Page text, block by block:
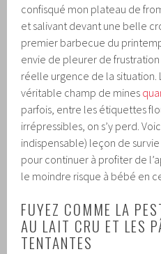
confisqué mon plateau de
et salivant devant une belle
premier barbecue du
envie de pleurer de
réelle urgence de la situation.
véritable champ de mines
parfois, entre les étiquettes
irrépressibles, on s’y perd.
indispensable) leçon de
pour continuer à profiter de
le moindre risque à bébé en
FUYEZ COMME LA
AU LAIT CRU ET LES
TENTANTES